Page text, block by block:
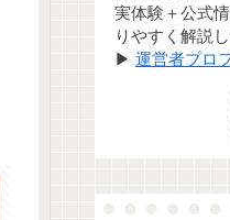
実体験＋公式
りやすく解説
▶ 運営者プロ